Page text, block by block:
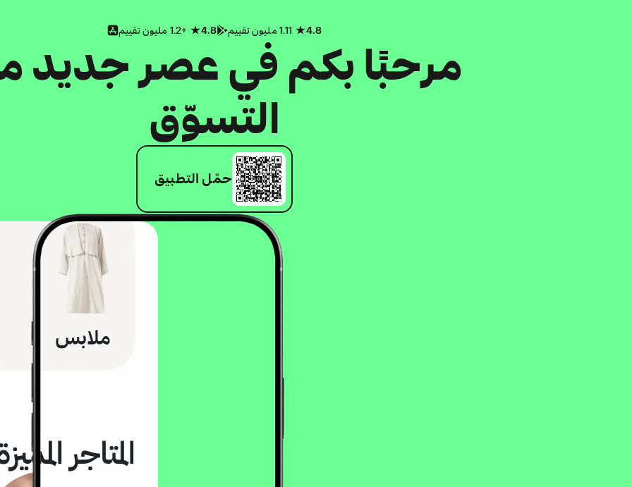
4.8
4.8 +1.2 مليون تقييم
مرحبًا بكم في عصر جديد
التسوّق
حمّل التطبيق